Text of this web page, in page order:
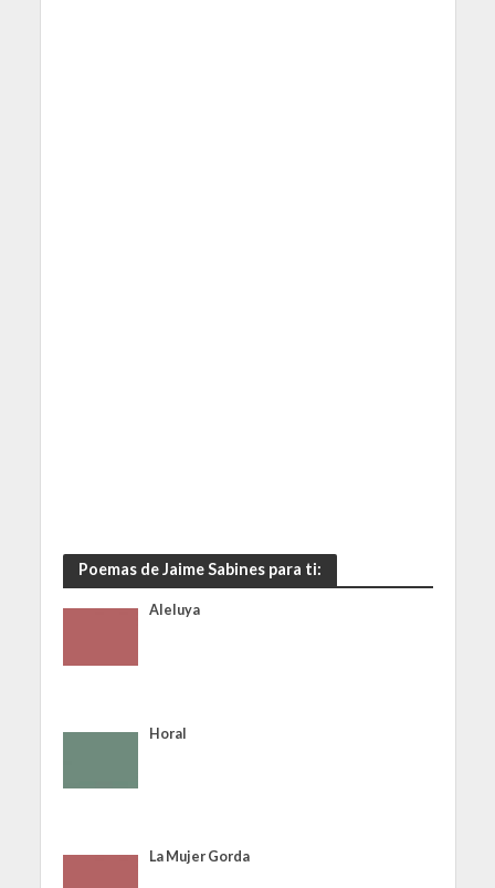
Poemas de Jaime Sabines para ti:
Aleluya
Horal
La Mujer Gorda